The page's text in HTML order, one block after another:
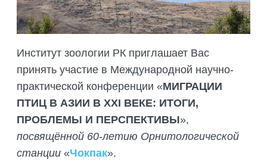
ОБОСНОВАНИЙ
ОРГАНИЗАЦИЯ ТРЕНИНГОВ И
СЕМИНАРОВ, ПОЛЕВЫХ ЭКСКУРСИЙ
ОРГАНИЗАЦИЯ ПОЛЕВЫХ ПРАКТИК,
СТАЖИРОВОК
СОВМЕСТНО С НАУЧНЫМ
ОБЩЕСТВОМ ТЕТИС
СЕЛЕВИНИЯ
SAIGA NEWS
Институт зоологии РК приглашает Вас
принять участие в Международной научно-
практической конференции «МИГРАЦИИ
ПТИЦ В АЗИИ В XXI ВЕКЕ: ИТОГИ,
ПРОБЛЕМЫ И ПЕРСПЕКТИВЫ»,
посвящённой 60-летию Орнитологической
станции «Чокпак».